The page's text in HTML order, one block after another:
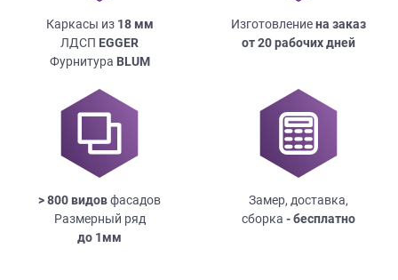
Каркасы из 18мм
ЛДСП EGGER
Фурнитура BLUM
Изготовлениена заказ
от 20 рабочих дней
> 800 видовфасадов
Размерный ряд
до 1мм
Замер, доставка,
сборка - бесплатно